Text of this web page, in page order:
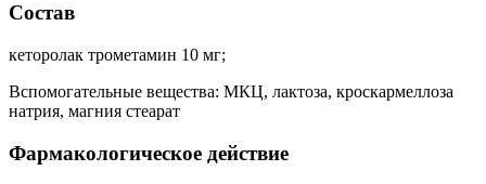
Состав
кеторолак трометамин 10 мг;
Вспомогательные вещества: МКЦ, лактоза, кроскармеллоза
натрия, магния стеарат
Фармакологическое действие